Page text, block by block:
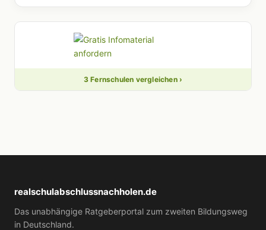
3 Fernschulen vergleichen ›
realschulabschlussnachholen.de
Das unabhängige Ratgeberportal zum zweiten Bildungsweg
in Deutschland.